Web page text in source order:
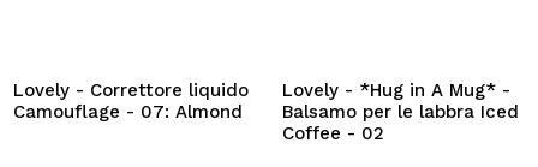
Lovely - Correttore liquido
Camouflage - 07: Almond
Lovely - *Hug in A Mug* -
Balsamo per le labbra Iced
Coffee - 02